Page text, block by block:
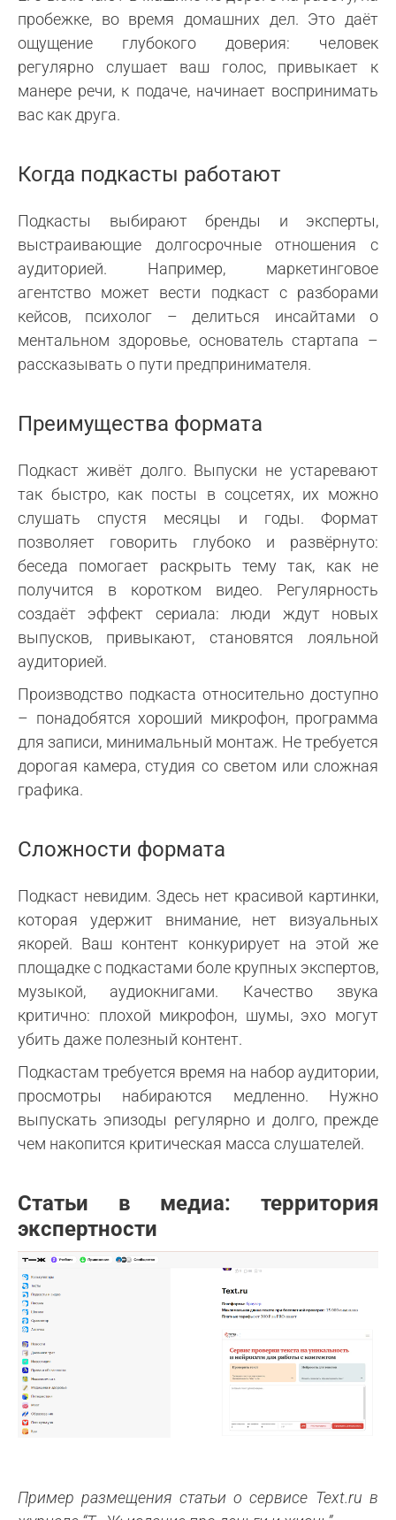
пробежке, во время домашних дел. Это даёт
ощущение глубокого доверия: человек
регулярно слушает ваш голос, привыкает к
манере речи, к подаче, начинает воспринимать
вас как друга.
Когда подкасты работают
Подкасты выбирают бренды и эксперты,
выстраивающие долгосрочные отношения с
аудиторией. Например, маркетинговое
агентство может вести подкаст с разборами
кейсов, психолог – делиться инсайтами о
ментальном здоровье, основатель стартапа –
рассказывать о пути предпринимателя.
Преимущества формата
Подкаст живёт долго. Выпуски не устаревают
так быстро, как посты в соцсетях, их можно
слушать спустя месяцы и годы. Формат
позволяет говорить глубоко и развёрнуто:
беседа помогает раскрыть тему так, как не
получится в коротком видео. Регулярность
создаёт эффект сериала: люди ждут новых
выпусков, привыкают, становятся лояльной
аудиторией.
Производство подкаста относительно доступно
– понадобятся хороший микрофон, программа
для записи, минимальный монтаж. Не требуется
дорогая камера, студия со светом или сложная
графика.
Сложности формата
Подкаст невидим. Здесь нет красивой картинки,
которая удержит внимание, нет визуальных
якорей. Ваш контент конкурирует на этой же
площадке с подкастами боле крупных экспертов,
музыкой, аудиокнигами. Качество звука
критично: плохой микрофон, шумы, эхо могут
убить даже полезный контент.
Подкастам требуется время на набор аудитории,
просмотры набираются медленно. Нужно
выпускать эпизоды регулярно и долго, прежде
чем накопится критическая масса слушателей.
Статьи в медиа: территория
экспертности
Пример размещения статьи о сервисе Text.ru в